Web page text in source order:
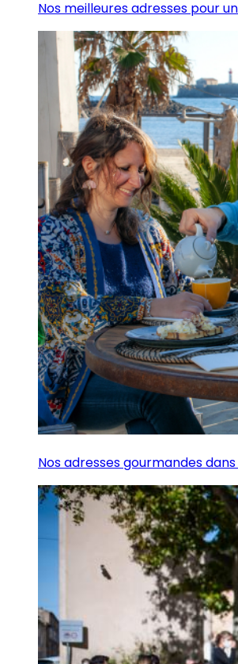
Nos meilleures adresses pour
Nos adresses gourmandes